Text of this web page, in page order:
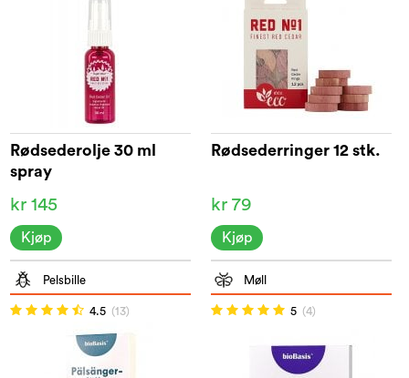
Rødsederolje 30 ml
spray
kr 145
Kjøp
Rødsederringer 12 stk.
kr 79
Kjøp
Pelsbille
4.5 (13)
Møll
5 (4)